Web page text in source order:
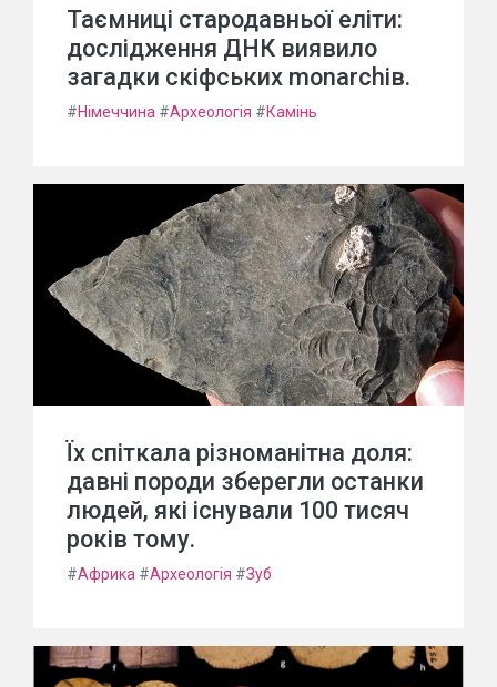
Таємниці стародавньої еліти:
дослідження ДНК виявило
загадки скіфських monarchів.
#Німеччина #Археологія #Камінь
Їх спіткала різноманітна доля:
давні породи зберегли останки
людей, які існували 100 тисяч
років тому.
#Африка #Археологія #Зуб